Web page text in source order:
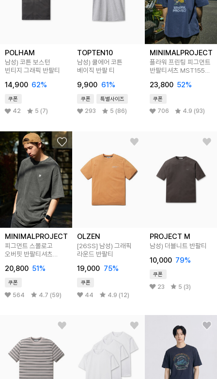
POLHAM
남성) 코튼 보스턴
빈티지 그래픽 반팔티
14,900 62%
쿠폰
42 5 (7)
TOPTEN10
남성) 쿨에어 코튼
베이직 반팔 티
9,900 61%
쿠폰 특별사이즈
293 5 (86)
MINIMALPROJECT
플라워 프린팅 피그먼트
반팔티셔츠 MST155
23,800 52%
쿠폰
706 4.9 (93)
MINIMALPROJECT
피그먼트 스몰로고
오버핏 반팔티셔츠
20,800 51%
쿠폰
564 4.7 (59)
OLZEN
[26SS] 남성) 그래픽
라운드 반팔티
19,000 75%
쿠폰
44 4.9 (12)
PROJECT M
남성) 더블니트 반팔티
10,000 79%
쿠폰
23 5 (3)